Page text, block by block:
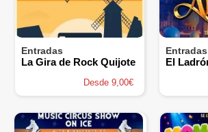
Entradas
La Gira de Rock Quijote
Desde 9,00€
Entradas